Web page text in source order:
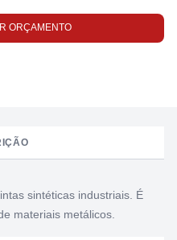
ORÇAMENTO
sintéticas industriais. É
materiais metálicos.